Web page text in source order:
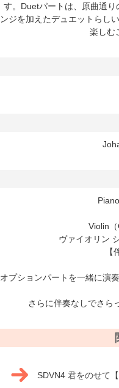
す。Duetパートは、原曲通
ンジを加えたデュエットらし
楽しむ
Violin（
ヴァイオリン
【
オプションパートを一緒に演
さらに伴奏なしでさら
SDVN4 君をのせて